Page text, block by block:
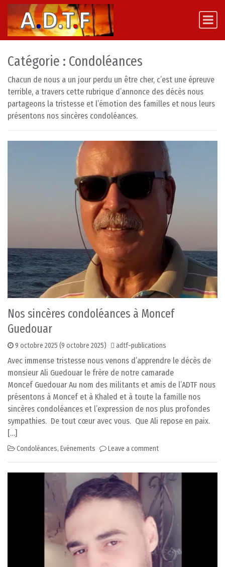
Skip to content
Main Navigation
Catégorie : Condoléances
Chacun de nous a un jour perdu un être cher, c’est une épreuve
terrible, a travers cette rubrique d’annonce des décès nous
partageons la tristesse et l’émotion des familles et nous leurs
présentons nos sincères condoléances.
Nos sincères condoléances à Moncef
Guedouar
9 octobre 2025 (9 octobre 2025) adtf-publications
Avec immense tristesse nous venons d’apprendre le décès de
monsieur Ali Guedouar le frère de notre camarade
Moncef Guedouar Au nom des militants et amis de l’ADTF nous
présentons à Moncef et à Khaled et à toute la famille nos
sincères condoléances et l’expression de nos plus profondes
sympathies. De tout cœur avec vous. Que Ali repose en paix.
[…]
Condoléances, Evénements Leave a comment